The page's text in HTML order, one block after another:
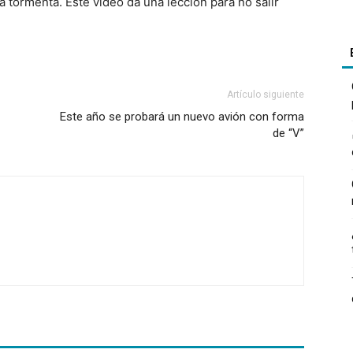
Artículo siguiente
Este año se probará un nuevo avión con forma
de “V”